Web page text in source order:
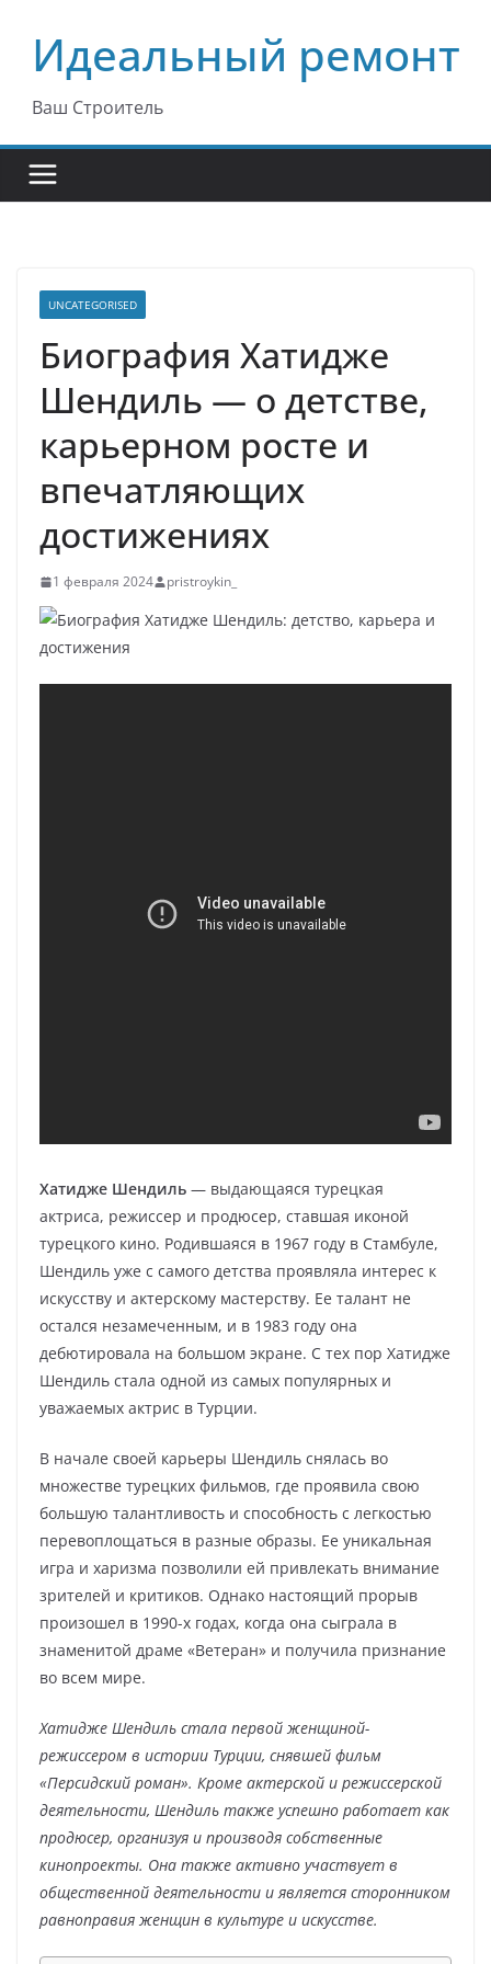
содержимому
Идеальный ремонт
Ваш Строитель
UNCATEGORISED
Биография Хатидже
Шендиль — о детстве,
карьерном росте и
впечатляющих
достижениях
1 февраля 2024 pristroykin_
Хатидже Шендиль — выдающаяся турецкая
актриса, режиссер и продюсер, ставшая иконой
турецкого кино. Родившаяся в 1967 году в Стамбуле,
Шендиль уже с самого детства проявляла интерес к
искусству и актерскому мастерству. Ее талант не
остался незамеченным, и в 1983 году она
дебютировала на большом экране. С тех пор Хатидже
Шендиль стала одной из самых популярных и
уважаемых актрис в Турции.
В начале своей карьеры Шендиль снялась во
множестве турецких фильмов, где проявила свою
большую талантливость и способность с легкостью
перевоплощаться в разные образы. Ее уникальная
игра и харизма позволили ей привлекать внимание
зрителей и критиков. Однако настоящий прорыв
произошел в 1990-х годах, когда она сыграла в
знаменитой драме «Ветеран» и получила признание
во всем мире.
Хатидже Шендиль стала первой женщиной-
режиссером в истории Турции, снявшей фильм
«Персидский роман». Кроме актерской и режиссерской
деятельности, Шендиль также успешно работает как
продюсер, организуя и производя собственные
кинопроекты. Она также активно участвует в
общественной деятельности и является сторонником
равноправия женщин в культуре и искусстве.